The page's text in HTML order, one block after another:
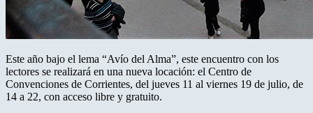
Este año bajo el lema “Avío del Alma”, este encuentro con los
lectores se realizará en una nueva locación: el Centro de
Convenciones de Corrientes, del jueves 11 al viernes 19 de julio, de
14 a 22, con acceso libre y gratuito.